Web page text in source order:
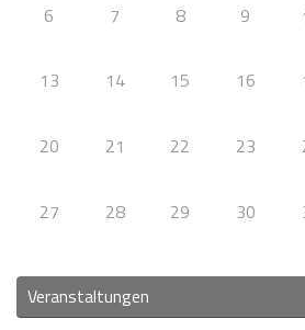
6 7 8 9
13 14 15 16
20 21 22 23
27 28 29 30
Veranstaltungen